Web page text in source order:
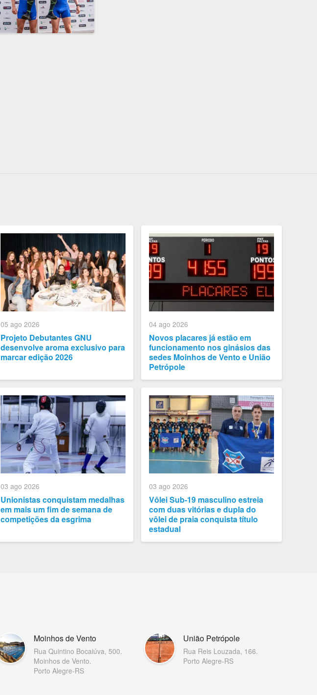
05 ago 2026
Projeto Debutantes GNU
desenvolve aroma exclusivo para
marcar edição 2026
04 ago 2026
Novos placares já estão em
funcionamento nos ginásios das
sedes Moinhos de Vento e União
Petrópole
03 ago 2026
Unionistas conquistam medalhas
em mais um fim de semana de
competições da esgrima
03 ago 2026
Vôlei Sub-19 masculino estreia
com duas vitórias e dupla do
vôlei de praia conquista título
estadual
Moinhos de Vento
Rua Quintino Bocaiúva, 500.
Moinhos de Vento.
Porto Alegre-RS
União Petrópole
Rua Reis Louzada, 166.
Porto Alegre-RS